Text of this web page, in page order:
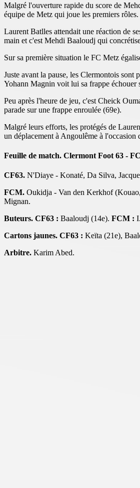
Malgré l'ouverture rapide du score de
équipe de Metz qui joue les premiers
Laurent Batlles attendait une réaction de
main et c'est Mehdi Baaloudj qui
Sur sa première situation le FC Metz
Juste avant la pause, les Clermontois
Yohann Magnin voit lui sa frappe échouer
Peu après l'heure de jeu, c'est Cheick
parade sur une frappe enroulée (69e).
Malgré leurs efforts, les protégés de
un déplacement à Angoulême à l'occasion
Feuille de match. Clermont Foot 63 -
CF63. N'Diaye - Konaté, Da Silva,
FCM. Oukidja - Van den Kerkhof
Mignan.
Buteurs. CF63 : Baaloudj (14e). FCM :
Cartons jaunes. CF63 : Keïta (21e),
Arbitre. Karim Abed.